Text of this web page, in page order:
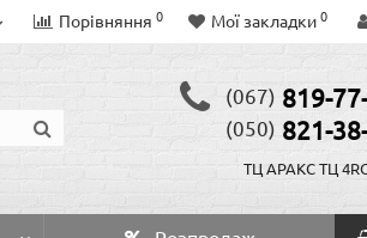
Порівняння 0 Мої закладки 0
(067) 819-
(050) 821-
ТЦ АРАКС ТЦ